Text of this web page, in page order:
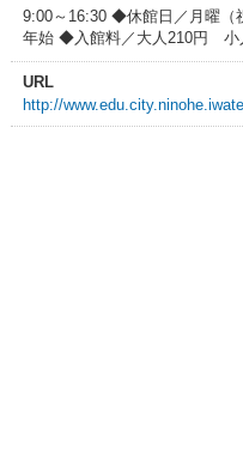
9:00～16:30 ◆休館日／月曜（
年始 ◆入館料／大人210円 小
URL
http://